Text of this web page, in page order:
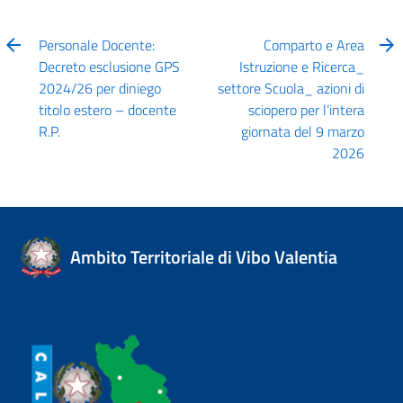
Personale Docente:
Decreto esclusione GPS
2024/26 per diniego
titolo estero – docente
R.P.
Comparto e Area
Istruzione e Ricerca_
settore Scuola_ azioni di
sciopero per l’intera
giornata del 9 marzo
2026
Ambito Territoriale di Vibo Valentia